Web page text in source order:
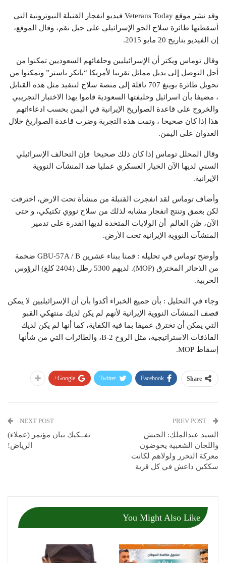
وقد نشر موقع Veterans Today فيديو انفجار القنبلة النيوترونية التي
أسقطتها طائرة سلاح الجو الإسرائيلي على جبل نقم، وقال الموقع،
إن الفيديو بتاريخ 20 مايو 2015.
وقال توماس ويكتر أن الإسرائيليين وحلفائهم السعوديين تمكنوا من
أجل التوصل إلى بديل مماثل تقريبا لأمريكا “بانكر باستر” وتمكنوا من
تحويل طائرة بوينغ 707 ناقلة إلى منصة سلاح لتنفيذ مثل هذه القنابل
، مضيفا بأن اسرائيل وحليفتها السعودية قاموا بهذا الاختبار التجريبي
والخروج على قاعدة الصواريخ الإيرانية في اليمن بحسب ادعاءاتهم
هذا إذا كان صحيحا ، وتمت هذه التجربة وضرب قاعدة الصواريخ خلال
العدوان على اليمن.
وقال المحلل توماس إذا كان ذلك صحيحا فإن التحالف الإسرائيلي
السني لديها الآن الخيار العسكري عمليا ضد المنشآت النووية
الإيرانية.
وأضاف توماس لقد انفجرت القنبلة من منشأة تحت الارض، اخترقت
لكن بعمق وتنتج انفجار مشابه لذلك من سلاح نووي تكتيكي، و حتى
الآن، ظن العالم أن الولايات المتحدة لديها القدرة على تدمير
المنشآت النووية الإيرانية تحت الأرض.
وأوضح توماس في تحليله : قمنا ببناء عشرين GBU-57A / B ضخمة
من الذخائر المخترق (MOP). لديهم 5300 رطل (2404 كلغ) الرؤوس
الحربية.
وجاء في التحليل : بأن جميع الخبراء أكدوا بأن أن الإسرائيليين لا يمكن
قصف المنشآت النووية الإيرانية لأنهم لم يكن لديك منتهكي القبو
التي يمكن أن تخترق عميقا بما فيه الكفاية، كما أنها لم يكن لديك
القاذفات الاستراتيجية، مثل الروح B-2، والطائرات التي من شأنها
إسقاط MOP.
Share
Facebook
Twitter
Google+
السيد عبدالملك: الجيش
واللجان الشعبية يخوضون
معركة التحرر ولولاهم لكانت
سككين داعش في كل قرية
NEXT POST
تفــكيك بيان مؤتمر (عملاء)
الرياض!
You Might Also Like